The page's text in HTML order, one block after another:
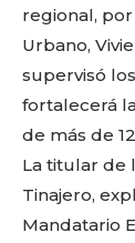
regional,
Urbano,
supervisó
fortalecerá
de más de
La titular de
Tinajero,
Mandatario